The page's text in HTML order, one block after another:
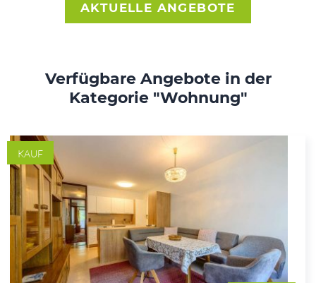
AKTUELLE ANGEBOTE
Verfügbare Angebote in der
Kategorie "Wohnung"
KAUF